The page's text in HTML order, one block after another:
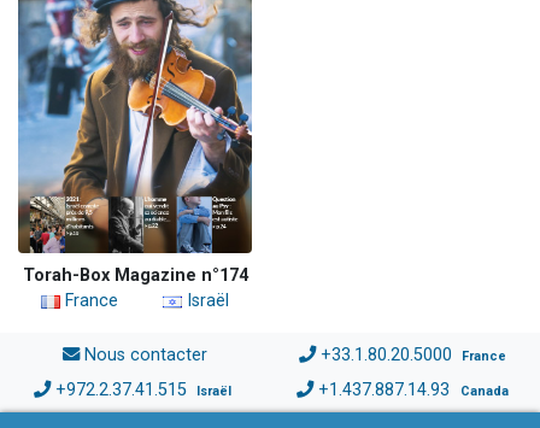
Torah-Box Magazine n°174
France
Israël
Nous contacter +33.1.80.20.5000 France
+972.2.37.41.515 Israël +1.437.887.14.93 Canada